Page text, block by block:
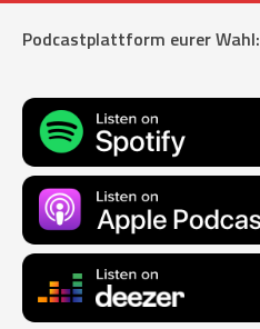
Podcastplattform eurer Wahl: